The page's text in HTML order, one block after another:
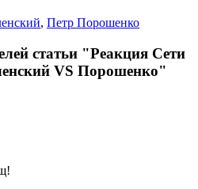
, Петр Порошенко
статьи "Реакция Сети
VS Порошенко"